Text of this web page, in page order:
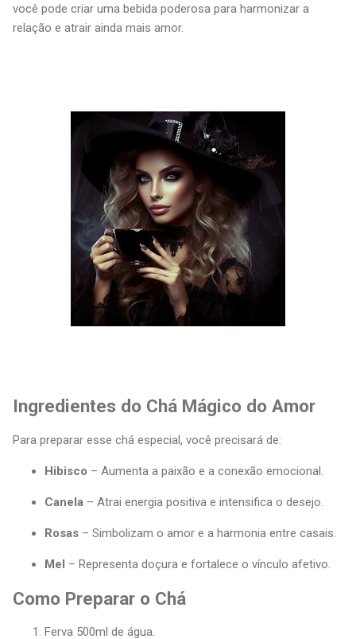
você pode criar uma bebida poderosa para harmonizar a
relação e atrair ainda mais amor.
Ingredientes do Chá Mágico do Amor
Para preparar esse chá especial, você precisará de:
Hibisco – Aumenta a paixão e a conexão emocional.
Canela – Atrai energia positiva e intensifica o desejo.
Rosas – Simbolizam o amor e a harmonia entre casais.
Mel – Representa doçura e fortalece o vínculo afetivo.
Como Preparar o Chá
Ferva 500ml de água.